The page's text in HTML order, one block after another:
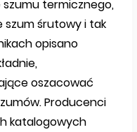
szumu termicznego,
szum śrutowy i tak
opisano
oszacować
Producenci
katalogowych